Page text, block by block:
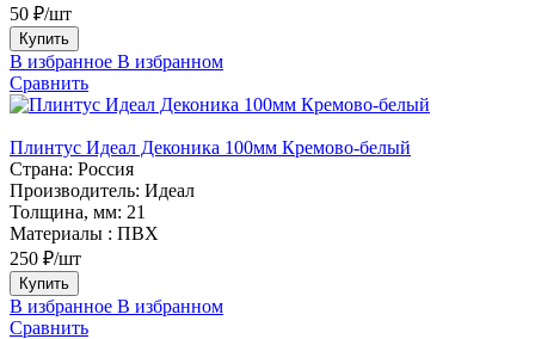
50 ₽/шт
Купить
В избранное В избранном
Сравнить
Плинтус Идеал Деконика 100мм Кремово-белый
Страна: Россия
Производитель: Идеал
Толщина, мм: 21
Материалы : ПВХ
250 ₽/шт
Купить
В избранное В избранном
Сравнить